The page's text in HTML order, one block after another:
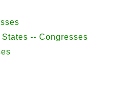
-- Congresses